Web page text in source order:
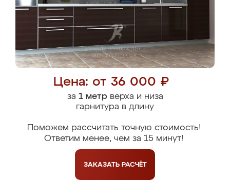
Цена: от 36 000 ₽
за 1 метрверха и низа
гарнитура в длину
Поможем рассчитать точную стоимость!
Ответим менее, чем за 15 минут!
ЗАКАЗАТЬ РАСЧЁТ